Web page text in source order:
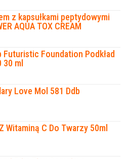
z kapsułkami peptydowymi
AQUA TOX CREAM
Futuristic Foundation Podkład
30 ml
Love Mol 581 Ddb
Witaminą C Do Twarzy 50ml